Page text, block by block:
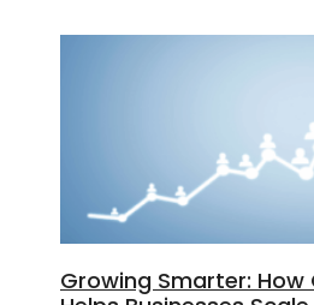
Growing Smarter: